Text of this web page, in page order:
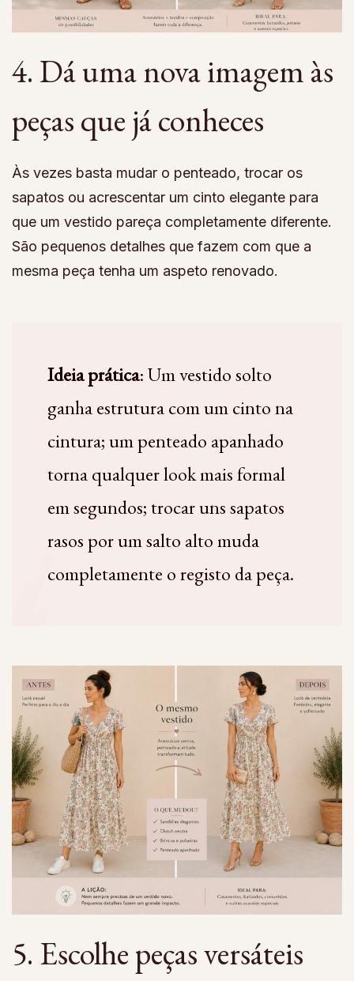
4. Dá uma nova imagem às
peças que já conheces
Às vezes basta mudar o penteado, trocar os
sapatos ou acrescentar um cinto elegante para
que um vestido pareça completamente diferente.
São pequenos detalhes que fazem com que a
mesma peça tenha um aspeto renovado.
Ideia prática: Um vestido solto
ganha estrutura com um cinto na
cintura; um penteado apanhado
torna qualquer look mais formal
em segundos; trocar uns sapatos
rasos por um salto alto muda
completamente o registo da peça.
5. Escolhe peças versáteis